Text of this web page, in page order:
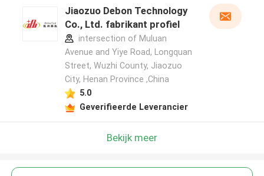
Jiaozuo Debon Technology
Co., Ltd. fabrikant profiel
intersection of Muluan
Avenue and Yiye Road, Longquan
Street, Wuzhi County, Jiaozuo
City, Henan Province ,China
5.0
Geverifieerde Leverancier
Bekijk meer